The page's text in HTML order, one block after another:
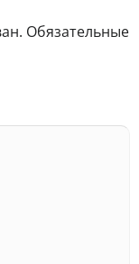
Обязательные